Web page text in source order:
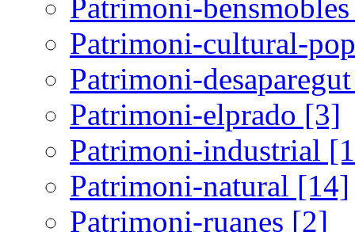
Patrimoni-
Patrimoni-cultural-
Patrimoni-
Patrimoni-elprado [3]
Patrimoni-industrial
Patrimoni-natural [14]
Patrimoni-ruanes [2]